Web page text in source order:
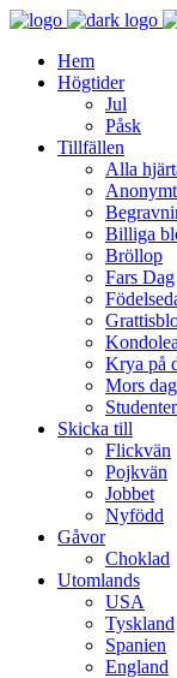
Hem
Högtider
Jul
Påsk
Tillfällen
Alla
Anonymt
Billiga
Bröllop
Fars Dag
Krya på
Mors dag
Skicka till
Flickvän
Pojkvän
Jobbet
Nyfödd
Gåvor
Choklad
Utomlands
USA
Tyskland
Spanien
England